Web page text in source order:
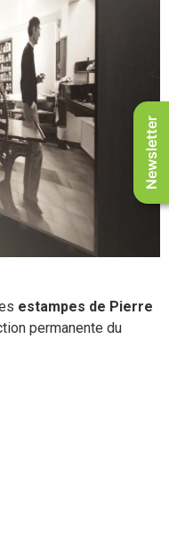
estampes de Pierre
permanente du
Newsletter